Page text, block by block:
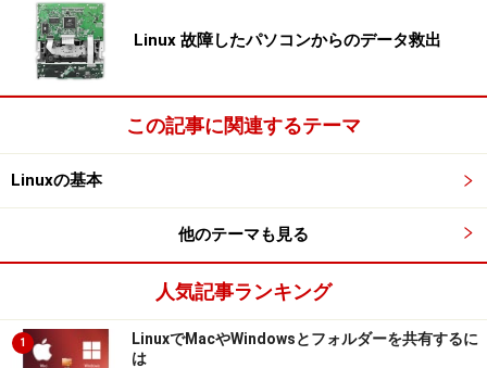
Linux 故障したパソコンからのデータ救出
この記事に関連するテーマ
Linuxの基本
他のテーマも見る
人気記事ランキング
1
LinuxでMacやWindowsとフォルダーを共有するに
は